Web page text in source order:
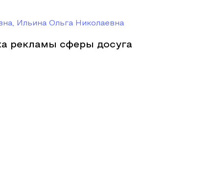
Ильина Ольга Николаевна
рекламы сферы досуга